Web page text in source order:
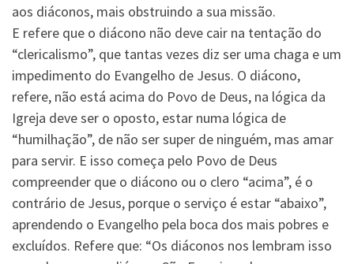
aos diáconos, mais obstruindo a sua missão.
E refere que o diácono não deve cair na tentação do
“clericalismo”, que tantas vezes diz ser uma chaga e um
impedimento do Evangelho de Jesus. O diácono,
refere, não está acima do Povo de Deus, na lógica da
Igreja deve ser o oposto, estar numa lógica de
“humilhação”, de não ser super de ninguém, mas amar
para servir. E isso começa pelo Povo de Deus
compreender que o diácono ou o clero “acima”, é o
contrário de Jesus, porque o serviço é estar “abaixo”,
aprendendo o Evangelho pela boca dos mais pobres e
excluídos. Refere que: “Os diáconos nos lembram isso